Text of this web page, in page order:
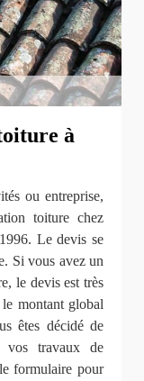
à
ou entreprise,
toiture chez
Le devis se
Si vous avez un
le devis est très
montant global
êtes décidé de
vos travaux de
formulaire pour